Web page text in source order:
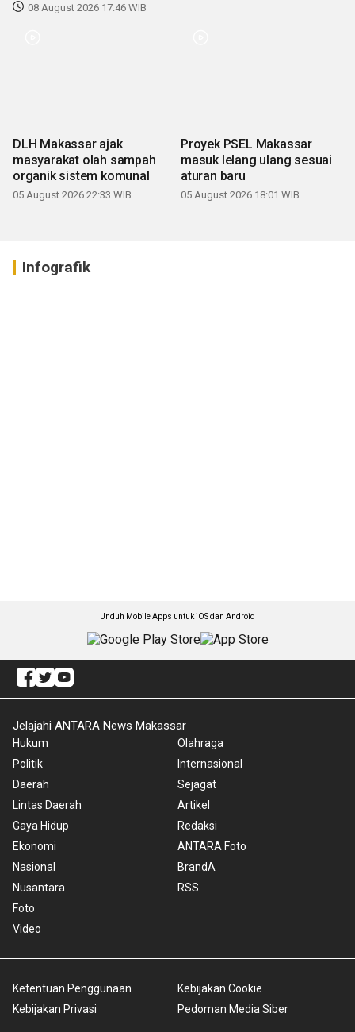
08 August 2026 17:46 WIB
DLH Makassar ajak
masyarakat olah sampah
organik sistem komunal
05 August 2026 22:33 WIB
Proyek PSEL Makassar
masuk lelang ulang sesuai
aturan baru
05 August 2026 18:01 WIB
Infografik
Unduh Mobile Apps untuk iOS dan Android
Jelajahi ANTARA News Makassar
Hukum
Politik
Daerah
Lintas Daerah
Gaya Hidup
Ekonomi
Nasional
Nusantara
Foto
Video
Olahraga
Internasional
Sejagat
Artikel
Redaksi
ANTARA Foto
BrandA
RSS
Ketentuan Penggunaan
Kebijakan Privasi
Kebijakan Cookie
Pedoman Media Siber